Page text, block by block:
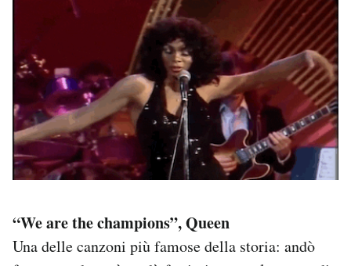
“We are the champions”, Queen
Una delle canzoni più famose della storia: andò